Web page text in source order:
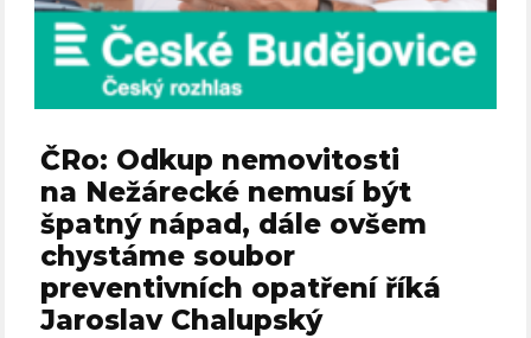
ČRo: Odkup nemovitosti
na Nežárecké nemusí být
špatný nápad, dále ovšem
chystáme soubor
preventivních opatření říká
Jaroslav Chalupský